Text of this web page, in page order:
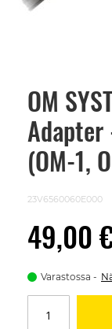
OM
(OM-1,
23V6560060E000
49,00
Varastossa
Skip
beginning
images